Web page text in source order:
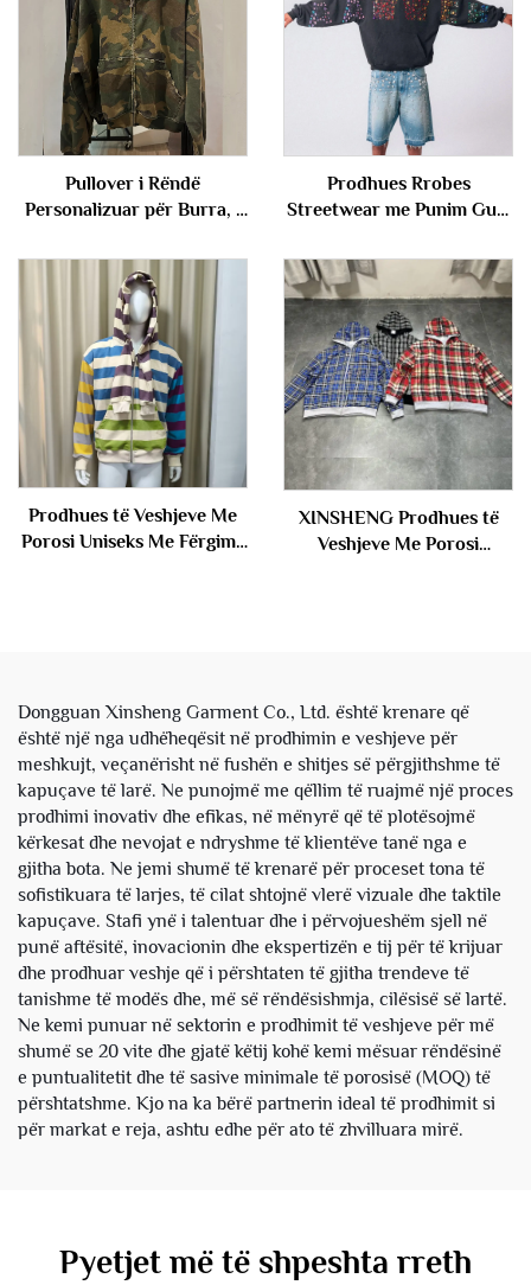
Pullover i Rëndë
Personalizuar për Burra, i
Dëmtuar, me Zip, i
Përshtatshëm për të Dyja
Gjinët
Prodhues Rrobes
Streetwear me Punim Guri
Dizajn për Meshkuj
Prodhues të Veshjeve Me
Porosi Uniseks Me Fërgimë
XINSHENG Prodhues të
Veshjeve Me Porosi
Dongguan Xinsheng Garment Co., Ltd. është krenare që
është një nga udhëheqësit në prodhimin e veshjeve për
meshkujt, veçanërisht në fushën e shitjes së përgjithshme të
kapuçave të larë. Ne punojmë me qëllim të ruajmë një proces
prodhimi inovativ dhe efikas, në mënyrë që të plotësojmë
kërkesat dhe nevojat e ndryshme të klientëve tanë nga e
gjitha bota. Ne jemi shumë të krenarë për proceset tona të
sofistikuara të larjes, të cilat shtojnë vlerë vizuale dhe taktile
kapuçave. Stafi ynë i talentuar dhe i përvojueshëm sjell në
punë aftësitë, inovacionin dhe ekspertizën e tij për të krijuar
dhe prodhuar veshje që i përshtaten të gjitha trendeve të
tanishme të modës dhe, më së rëndësishmja, cilësisë së lartë.
Ne kemi punuar në sektorin e prodhimit të veshjeve për më
shumë se 20 vite dhe gjatë këtij kohë kemi mësuar rëndësinë
e puntualitetit dhe të sasive minimale të porosisë (MOQ) të
përshtatshme. Kjo na ka bërë partnerin ideal të prodhimit si
për markat e reja, ashtu edhe për ato të zhvilluara mirë.
Pyetjet më të shpeshta rreth